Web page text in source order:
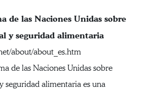
de las Naciones Unidas sobre
y seguridad alimentaria
about/about_es.htm
de las Naciones Unidas sobre
seguridad alimentaria es una